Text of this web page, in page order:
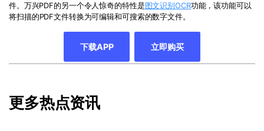
件。万兴PDF的另一个令人惊奇的特性是 图文识别OCR功能，该功能可以
将扫描的PDF文件转换为可编辑和可搜索的数字文件。
下载APP 立即购买
更多热点资讯